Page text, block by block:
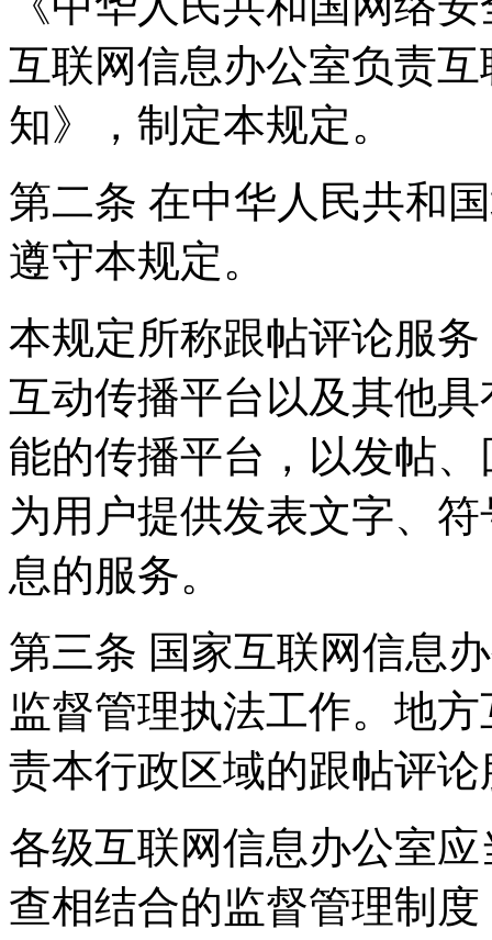
互联网信息办公室负责
知》，制定本规定。
第二条 在中华人民共和
遵守本规定。
本规定所称跟帖评论服
互动传播平台以及其他
能的传播平台，以发帖
为用户提供发表文字、
息的服务。
第三条 国家互联网信息
监督管理执法工作。地
责本行政区域的跟帖评
各级互联网信息办公室
查相结合的监督管理制